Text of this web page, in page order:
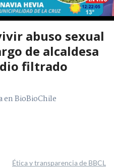
abuso sexual
de alcaldesa
filtrado
en BioBioChile
Ética y transparencia de BBCL